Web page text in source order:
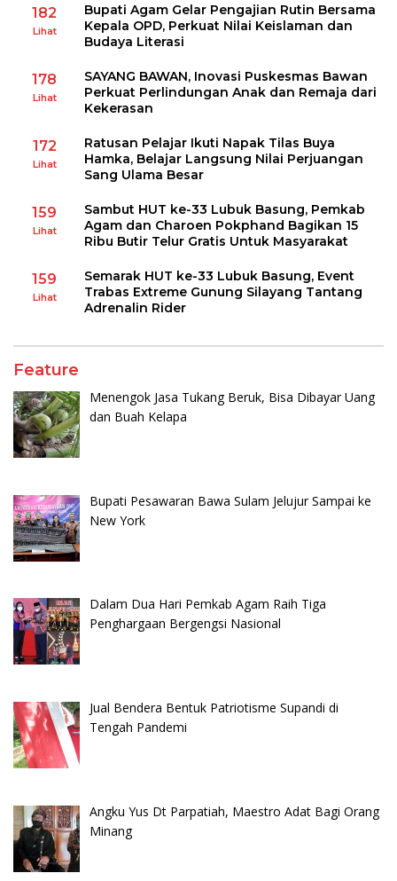
182
Lihat
Bupati Agam Gelar Pengajian Rutin Bersama
Kepala OPD, Perkuat Nilai Keislaman dan
Budaya Literasi
178
Lihat
SAYANG BAWAN, Inovasi Puskesmas Bawan
Perkuat Perlindungan Anak dan Remaja dari
Kekerasan
172
Lihat
Ratusan Pelajar Ikuti Napak Tilas Buya
Hamka, Belajar Langsung Nilai Perjuangan
Sang Ulama Besar
159
Lihat
Sambut HUT ke-33 Lubuk Basung, Pemkab
Agam dan Charoen Pokphand Bagikan 15
Ribu Butir Telur Gratis Untuk Masyarakat
159
Lihat
Semarak HUT ke-33 Lubuk Basung, Event
Trabas Extreme Gunung Silayang Tantang
Adrenalin Rider
Feature
Menengok Jasa Tukang Beruk, Bisa Dibayar Uang
dan Buah Kelapa
Bupati Pesawaran Bawa Sulam Jelujur Sampai ke
New York
Dalam Dua Hari Pemkab Agam Raih Tiga
Penghargaan Bergengsi Nasional
Jual Bendera Bentuk Patriotisme Supandi di
Tengah Pandemi
Angku Yus Dt Parpatiah, Maestro Adat Bagi Orang
Minang